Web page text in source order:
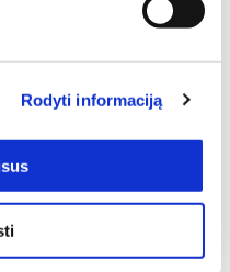
Rodyti informaciją
pasirinkimas pagal
šioje baldų kategorijoje.
interjerą.
jog kaina daugiau ar